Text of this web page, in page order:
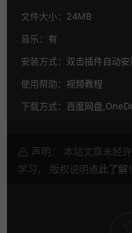
文件大小： 24MB
音乐： 有
安装方式： 双击插件自动安
使用帮助： 视频教程
下载方式： 百度网盘
声明： 本站文章未经
学习， 版权说明点此了解 ！